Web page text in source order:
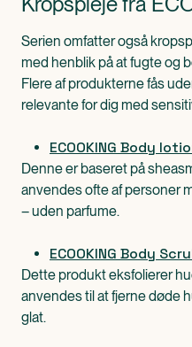
Serien omfatter også
med henblik på at fugte og
Flere af produkterne fås
relevante for dig med
ECOOKING Body
Denne er baseret på
anvendes ofte af personer
– uden parfume.
ECOOKING Body
Dette produkt eksfolierer
anvendes til at fjerne døde
glat.